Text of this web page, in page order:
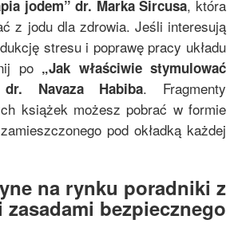
jodem”dr. Marka Sircusa, która
z jodu dla zdrowia. Jeśli interesują
stresu i poprawę pracy układu
po „Jak właściwie stymulować
dr. Navaza Habiba. Fragmenty
książek możesz pobrać w formie
pod okładką każdej
na rynku poradniki z
bezpiecznego